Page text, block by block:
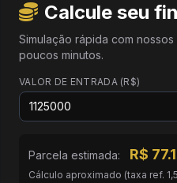
Calcule seu
Simulação rápida com
poucos minutos.
VALOR DE ENTRADA (R$)
Parcela estimada: R$
Cálculo aproximado (taxa ref.